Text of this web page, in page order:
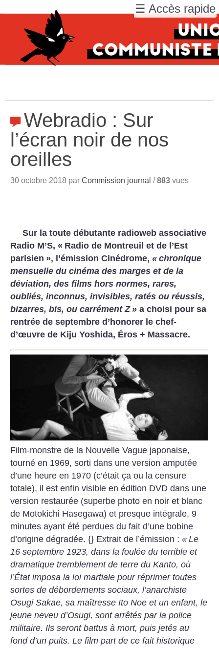
Webradio : Sur
l’écran noir de nos
oreilles
30 octobre 2018 parCommission journal /883 vues
Sur la toute débutante radioweb associative
Radio M’S, « Radio de Montreuil et de l’Est
parisien », l’émission Cinédrome,« chronique
mensuelle du cinéma des marges et de la
déviation, des films hors normes, rares,
oubliés, inconnus, invisibles, ratés ou réussis,
bizarres, bis, ou carrément Z » a choisi pour sa
rentrée de septembre d’honorer le chef-
d’œuvre de Kiju Yoshida, Éros + Massacre.
Film-monstre de la Nouvelle Vague japonaise,
tourné en 1969, sorti dans une version amputée
d’une heure en 1970 (c’était ça ou la censure
totale), il est enfin visible en édition DVD dans une
version restaurée (superbe photo en noir et blanc
de Motokichi Hasegawa) et presque intégrale, 9
minutes ayant été perdues du fait d’une bobine
d’origine dégradée. {} Extrait de l’émission :« Le
16 septembre 1923, dans la foulée du terrible et
dramatique tremblement de terre du Kanto, où
l’État imposa la loi martiale pour réprimer toutes
sortes de débordements sociaux, l’anarchiste
Osugi Sakae, sa maîtresse Ito Noe et un enfant, le
jeune neveu d’Osugi, sont arrêtés par la police
militaire. Ils seront battus à mort, puis jetés au
fond d’un puits. Le film part de ce fait historique
☰ Accès rapide